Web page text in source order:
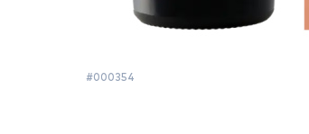
#000354